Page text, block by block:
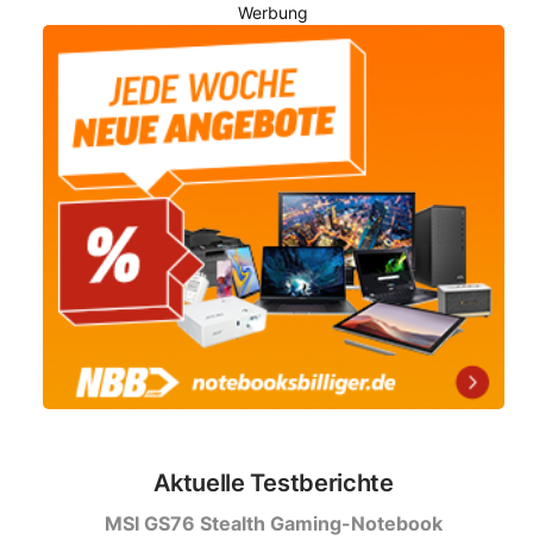
Werbung
Aktuelle Testberichte
MSI GS76 Stealth Gaming-Notebook